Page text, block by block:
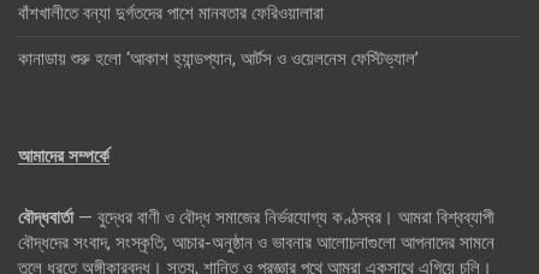
বাঁশখালীতে বন্যা দুর্গতদের পাশে মানবতার ফেরিওয়ালারা
কানাডায় শুরু হলো ‘আকাশ হ্যান্ডপ্যান, আর্টস ও ওয়েলনেস ফেস্টিভ্যাল’
আমাদের সম্পর্কে
বৌদ্ধবার্তা— বুদ্ধের বাণী ও বৌদ্ধ সমাজের নির্ভরযোগ্য কণ্ঠস্বর। আমরা বিশ্বব্যাপী
বৌদ্ধদের সংবাদ, সংস্কৃতি, আচার-অনুষ্ঠান ও ভাবনার আলোচনাগুলো আপনাদের সামনে
তুলে ধরতে অঙ্গীকারবদ্ধ। সত্য, শান্তি ও প্রজ্ঞার পথে আমরা একসাথে এগিয়ে চলি।